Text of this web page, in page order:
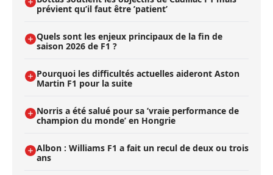
prévient qu’il faut être ’patient’
Quels sont les enjeux principaux de la fin de
saison 2026 de F1 ?
Pourquoi les difficultés actuelles aideront Aston
Martin F1 pour la suite
Norris a été salué pour sa ’vraie performance de
champion du monde’ en Hongrie
Albon : Williams F1 a fait un recul de deux ou trois
ans